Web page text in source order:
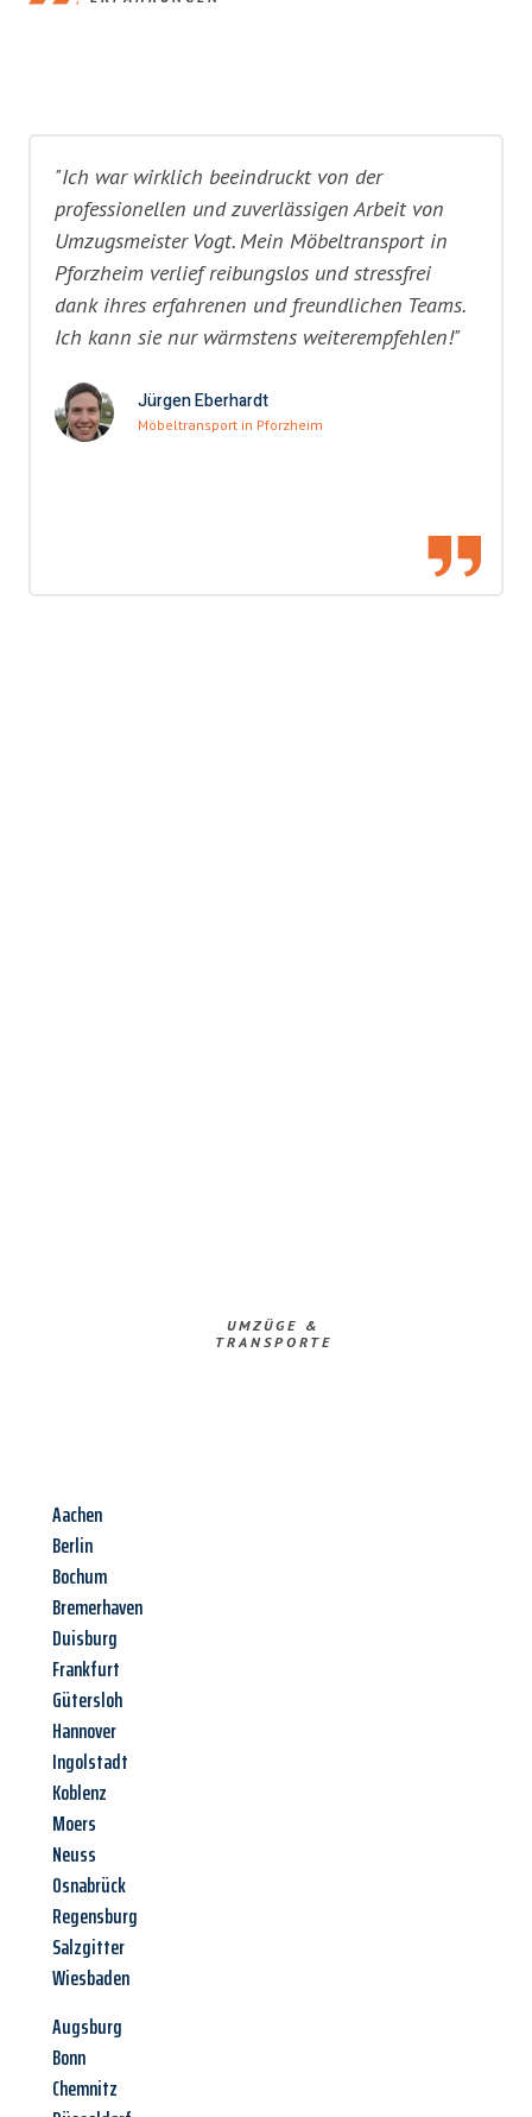
"Ich war wirklich beeindruckt von der
professionellen und zuverlässigen Arbeit von
Umzugsmeister Vogt. Mein Möbeltransport in
Pforzheim verlief reibungslos und stressfrei
dank ihres erfahrenen und freundlichen Teams.
Ich kann sie nur wärmstens weiterempfehlen!"
Jürgen Eberhardt
Möbeltransport in Pforzheim
UMZÜGE &
TRANSPORTE
Aachen
Berlin
Bochum
Bremerhaven
Duisburg
Frankfurt
Gütersloh
Hannover
Ingolstadt
Koblenz
Moers
Neuss
Osnabrück
Regensburg
Salzgitter
Wiesbaden
Augsburg
Bonn
Chemnitz